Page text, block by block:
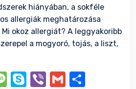
hiányában, a sokféle
allergiák meghatározása
okoz allergiát? A leggyakoribb
a mogyoró, tojás, a liszt,
Message
Skype
ViberGmailOssza